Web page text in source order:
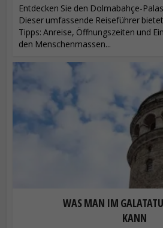
Entdecken Sie den Dolmabahçe-
Dieser umfassende Reiseführer
Tipps: Anreise, Öffnungszeiten und
den Menschenmassen...
WAS MAN IM
KANN